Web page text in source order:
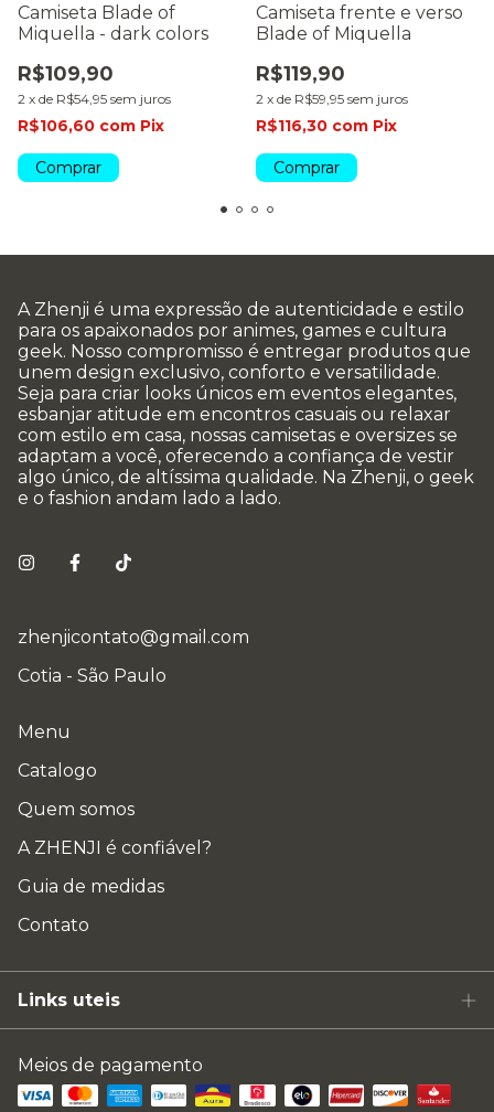
Camiseta Blade of
Miquella - dark colors
R$109,90
2 x de R$54,95 sem juros
R$106,60 com Pix
Comprar
Camiseta frente e verso
Blade of Miquella
R$119,90
2 x de R$59,95 sem juros
R$116,30 com Pix
Comprar
A Zhenji é uma expressão de autenticidade e estilo
para os apaixonados por animes, games e cultura
geek. Nosso compromisso é entregar produtos que
unem design exclusivo, conforto e versatilidade.
Seja para criar looks únicos em eventos elegantes,
esbanjar atitude em encontros casuais ou relaxar
com estilo em casa, nossas camisetas e oversizes se
adaptam a você, oferecendo a confiança de vestir
algo único, de altíssima qualidade. Na Zhenji, o geek
e o fashion andam lado a lado.
zhenjicontato@gmail.com
Cotia - São Paulo
Menu
Catalogo
Quem somos
A ZHENJI é confiável?
Guia de medidas
Contato
Links uteis
Meios de pagamento